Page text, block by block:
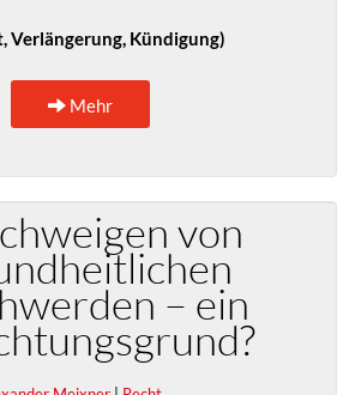
Verlängerung, Kündigung)
Mehr
von
– ein